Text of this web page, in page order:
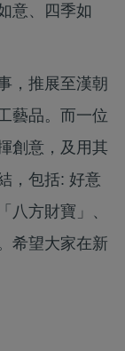
意、四季如
，推展至漢朝
藝品。而一位
創意，及用其
，包括: 好意
八方財寶」、
希望大家在新